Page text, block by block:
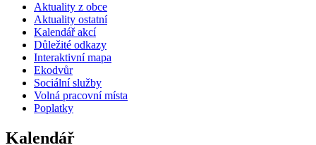
Aktuality z obce
Aktuality ostatní
Kalendář akcí
Důležité odkazy
Interaktivní mapa
Ekodvůr
Sociální služby
Volná pracovní místa
Poplatky
Kalendář